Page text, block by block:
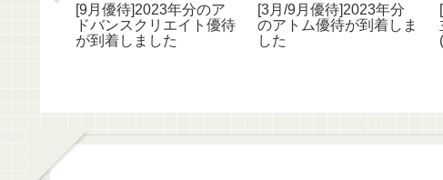
[9月優待]2023年分のア
ドバンスクリエイト優待
が到着しました
[3月/9月優待]2023年分
のアトム優待が到着しま
した